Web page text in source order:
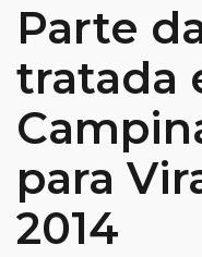
Parte
tratada
para
2014